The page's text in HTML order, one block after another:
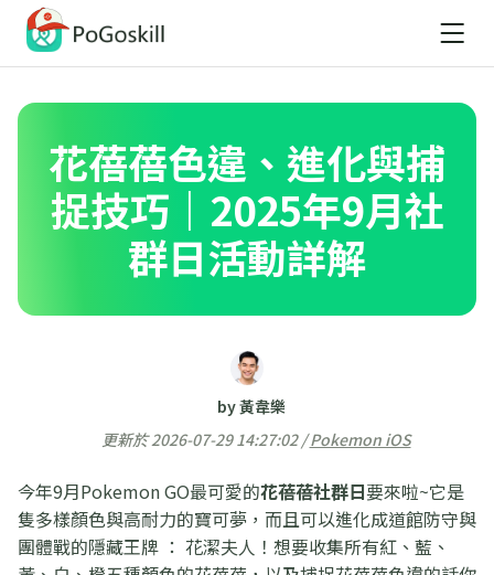
花蓓蓓色違、進化與捕
捉技巧｜2025年9月社
群日活動詳解
by 黃韋樂
更新於 2026-07-29 14:27:02 /Pokemon iOS
今年9月Pokemon GO最可愛的花蓓蓓社群日要來啦~它是
隻多樣顏色與高耐力的寶可夢，而且可以進化成道館防守與
團體戰的隱藏王牌 ： 花潔夫人！想要收集所有紅、藍、